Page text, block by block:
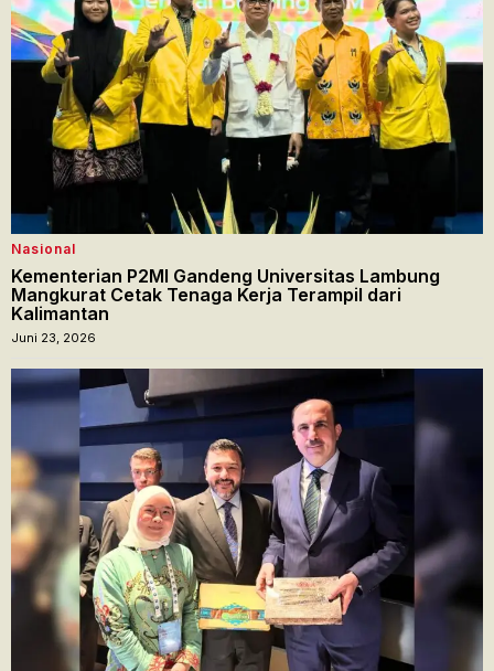
Nasional
Kementerian P2MI Gandeng Universitas Lambung
Mangkurat Cetak Tenaga Kerja Terampil dari
Kalimantan
Juni 23, 2026